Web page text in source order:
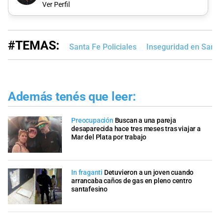
Ver Perfil
#TEMAS: Santa Fe Policiales Inseguridad en
Además tenés que leer:
Preocupación Buscan a una pareja
desaparecida hace tres meses tras viajar a
Mar del Plata por trabajo
In fraganti Detuvieron a un joven cuando
arrancaba caños de gas en pleno centro
santafesino